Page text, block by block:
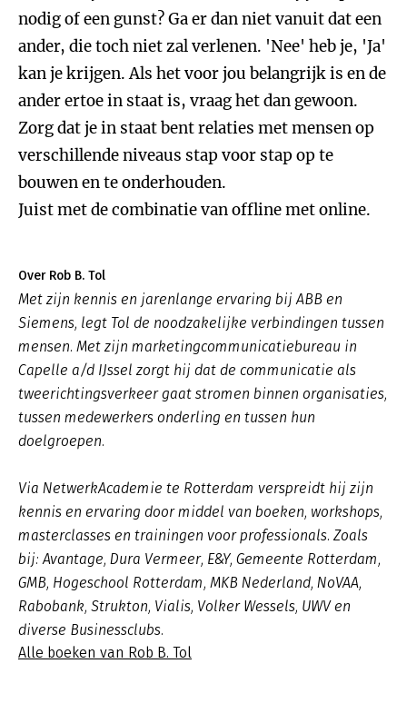
nodig of een gunst? Ga er dan niet vanuit dat een
ander, die toch niet zal verlenen. 'Nee' heb je, 'Ja'
kan je krijgen. Als het voor jou belangrijk is en de
ander ertoe in staat is, vraag het dan gewoon.
Zorg dat je in staat bent relaties met mensen op
verschillende niveaus stap voor stap op te
bouwen en te onderhouden.
Juist met de combinatie van offline met online.
Over Rob B. Tol
Met zijn kennis en jarenlange ervaring bij ABB en
Siemens, legt Tol de noodzakelijke verbindingen tussen
mensen. Met zijn marketingcommunicatiebureau in
Capelle a/d IJssel zorgt hij dat de communicatie als
tweerichtingsverkeer gaat stromen binnen organisaties,
tussen medewerkers onderling en tussen hun
doelgroepen.
Via NetwerkAcademie te Rotterdam verspreidt hij zijn
kennis en ervaring door middel van boeken, workshops,
masterclasses en trainingen voor professionals. Zoals
bij: Avantage, Dura Vermeer, E&Y, Gemeente Rotterdam,
GMB, Hogeschool Rotterdam, MKB Nederland, NoVAA,
Rabobank, Strukton, Vialis, Volker Wessels, UWV en
diverse Businessclubs.
Alle boeken van Rob B. Tol